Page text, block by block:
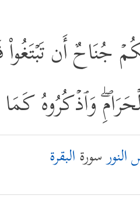
جُنَاحٌ أَن
وَٱذۡكُرُوهُ
سورةالبقرة